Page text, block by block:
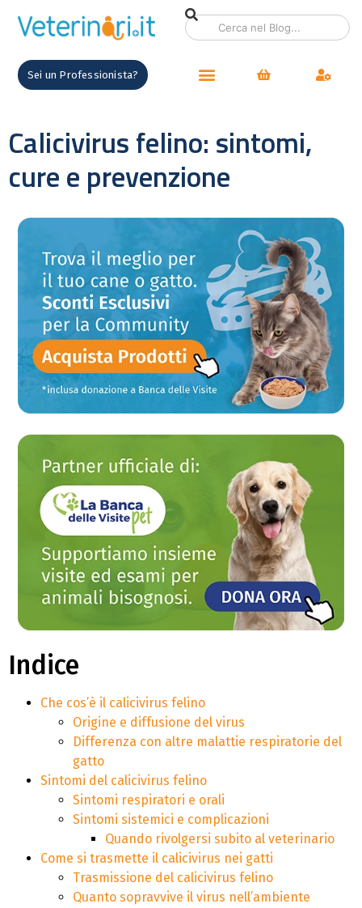
Sei un Professionista?
Calicivirus felino: sintomi,
cure e prevenzione
Indice
Che cos’è il calicivirus felino
Origine e diffusione del virus
Differenza con altre malattie respiratorie del
gatto
Sintomi del calicivirus felino
Sintomi respiratori e orali
Sintomi sistemici e complicazioni
Quando rivolgersi subito al veterinario
Come si trasmette il calicivirus nei gatti
Trasmissione del calicivirus felino
Quanto sopravvive il virus nell’ambiente